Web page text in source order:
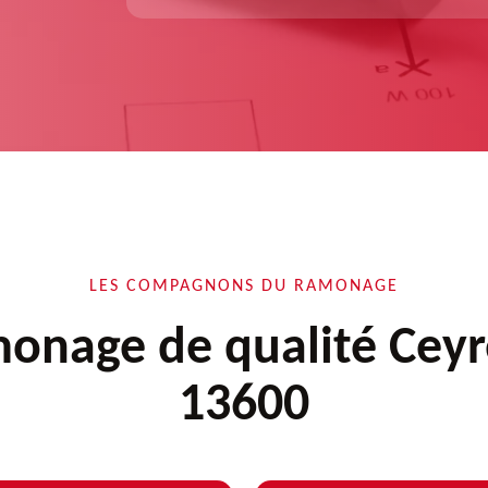
LES COMPAGNONS DU RAMONAGE
de qualité
13600